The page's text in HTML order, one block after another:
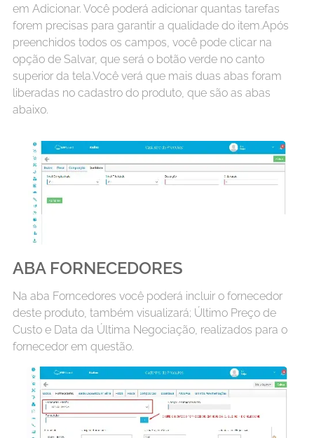
em Adicionar. Você poderá adicionar quantas tarefas
forem precisas para garantir a qualidade do item.Após
preenchidos todos os campos, você pode clicar na
opção de Salvar, que será o botão verde no canto
superior da tela.Você verá que mais duas abas foram
liberadas no cadastro do produto, que são as abas
abaixo.
ABA FORNECEDORES
Na aba Forncedores você poderá incluir o fornecedor
deste produto, também visualizará; Último Preço de
Custo e Data da Última Negociação, realizados para o
fornecedor em questão.